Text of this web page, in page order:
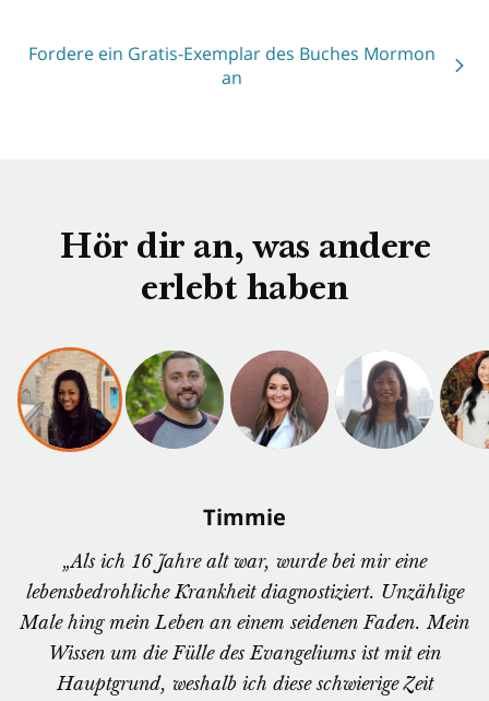
Fordere ein Gratis-Exemplar des Buches Mormon
an
Hör dir an, was andere
erlebt haben
Timmie
„Als ich 16 Jahre alt war, wurde bei mir eine
lebensbedrohliche Krankheit diagnostiziert. Unzählige
Male hing mein Leben an einem seidenen Faden. Mein
Wissen um die Fülle des Evangeliums ist mit ein
Hauptgrund, weshalb ich diese schwierige Zeit